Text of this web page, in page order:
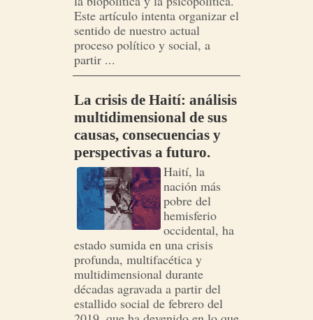
Este artículo intenta organizar el
sentido de nuestro actual
proceso político y social, a
partir ...
La crisis de Haití: análisis
multidimensional de sus
causas, consecuencias y
perspectivas a futuro.
Haití, la
nación más
pobre del
hemisferio
occidental, ha
estado sumida en una crisis
profunda, multifacética y
multidimensional durante
décadas agravada a partir del
estallido social de febrero del